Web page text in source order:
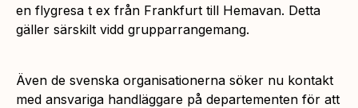
en flygresa t ex från Frankfurt till Hemavan. Detta
gäller särskilt vidd grupparrangemang.
Även de svenska organisationerna söker nu kontakt
med ansvariga handläggare på departementen för att